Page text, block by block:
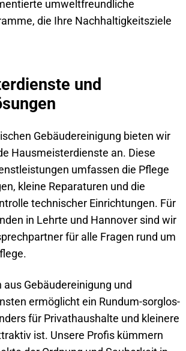
umweltfreundliche
die Ihre Nachhaltigkeitsziele
und
Gebäudereinigung bieten wir
Hausmeisterdienste an. Diese
umfassen die Pflege
kleine Reparaturen und die
technischer Einrichtungen. Für
in Lehrte und Hannover sind wir
für alle Fragen rund um
aus Gebäudereinigung und
ermöglicht ein Rundum-sorglos-
für Privathaushalte und kleinere
ist. Unsere Profis kümmern